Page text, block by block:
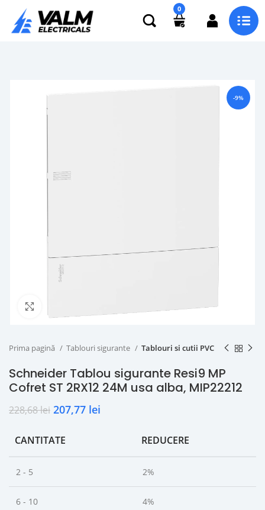
0
-9%
Prima pagină Tablouri sigurante Tablouri si cutii PVC
Schneider Tablou sigurante Resi9 MP
Cofret ST 2RX12 24M usa alba, MIP22212
228,68lei 207,77 lei
CANTITATE REDUCERE
2 - 5 2%
6 - 10 4%